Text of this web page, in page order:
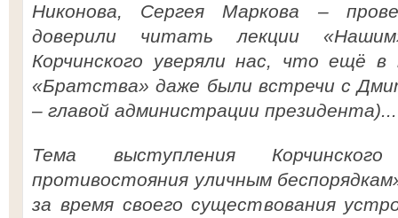
Никонова, Сергея Маркова –
доверили читать лекции
Корчинского уверяли нас, что ещё
«Братства» даже были встречи с
– главой администрации президента)...
Тема выступления
противостояния уличным
за время своего существования